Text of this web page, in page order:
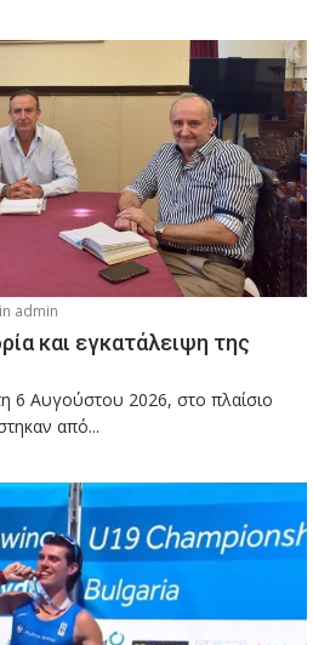
admin
και εγκατάλειψη της
6 Αυγούστου 2026, στο πλαίσιο
από...